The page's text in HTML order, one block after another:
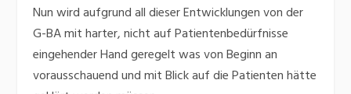
Nun wird aufgrund all dieser Entwicklungen von der
G-BA mit harter, nicht auf Patientenbedürfnisse
eingehender Hand geregelt was von Beginn an
vorausschauend und mit Blick auf die Patienten hätte